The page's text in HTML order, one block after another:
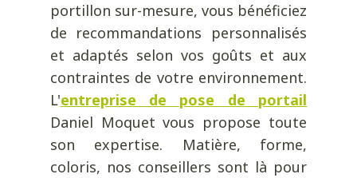
portillon sur-mesure, vous bénéficiez
de recommandations personnalisés
et adaptés selon vos goûts et aux
contraintes de votre environnement.
L'entreprise de pose de portail
Daniel Moquet vous propose toute
son expertise. Matière, forme,
coloris, nos conseillers sont là pour